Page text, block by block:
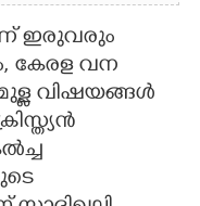
ഇരുവരും
കേരള വന
വിഷയങ്ങൾ